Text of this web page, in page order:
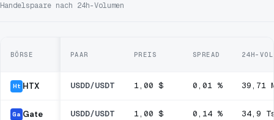
Handelspaare nach 24h-Volumen
BÖRSE PAAR PREIS SPREAD 24H-
Ht HTX USDD/USDT 1,00 $ 0,01 % 39,71
Ga Gate USDD/USDT 1,00 $ 0,14 % 34,9